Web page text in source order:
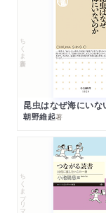
ちくま新書
昆虫はなぜ海にいな
朝野維起著
ちくまプリマー新書